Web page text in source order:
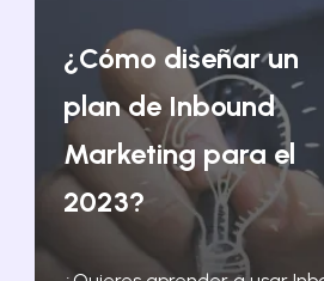
¿Cómo diseñar un
plan de Inbound
Marketing para el
2023?